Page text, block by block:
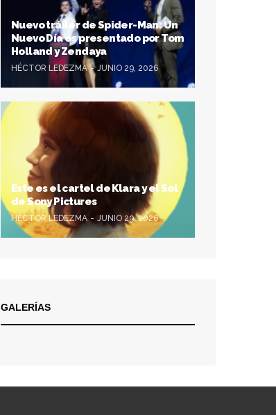
Nuevo tráiler de Spider-Man: Un
Nuevo Día es presentado por Tom
Holland y Zendaya
HÉCTOR LEDEZMA JUNIO 29, 2026
Este es el cartel de Klara y el Sol
de Sony Pictures
HÉCTOR LEDEZMA JUNIO 29, 2026
GALERÍAS